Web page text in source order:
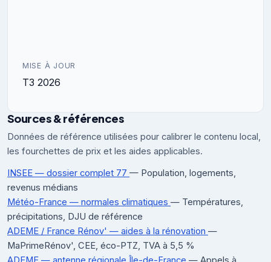
MISE À JOUR
T3 2026
Sources & références
Données de référence utilisées pour calibrer le contenu local,
les fourchettes de prix et les aides applicables.
INSEE — dossier complet 77 — Population, logements,
revenus médians
Météo-France — normales climatiques — Températures,
précipitations, DJU de référence
ADEME / France Rénov' — aides à la rénovation —
MaPrimeRénov', CEE, éco-PTZ, TVA à 5,5 %